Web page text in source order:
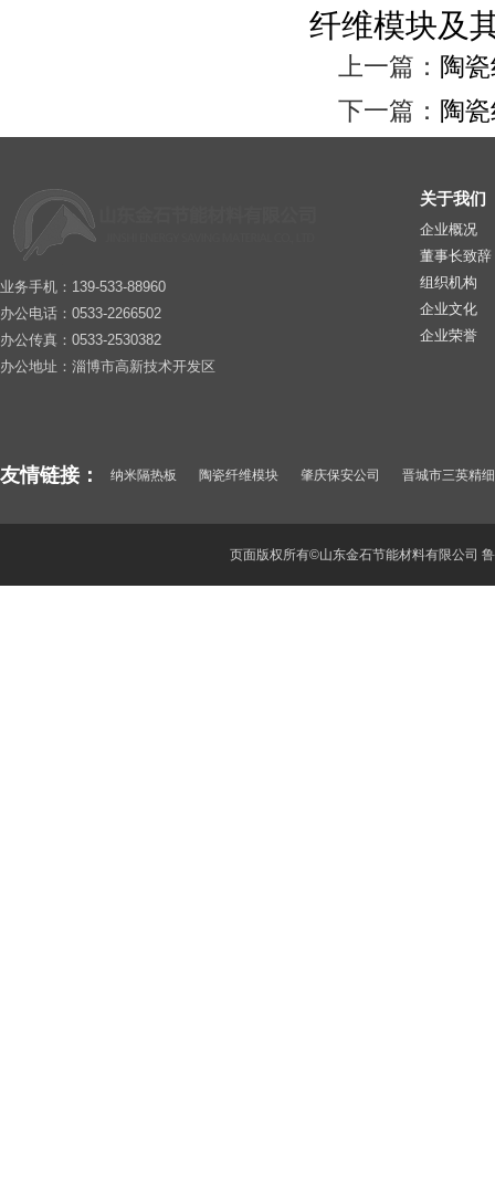
纤维模块及
上一篇： 陶
下一篇： 陶
业务手机：139-533-88960
办公电话：0533-2266502
办公传真：0533-2530382
办公地址：淄博市高新技术开发区
关于我们
企业概况
董事长致辞
组织机构
企业文化
企业荣誉
友情链接： 纳米隔热板 陶瓷纤维模块 肇庆保安公司 晋城市三英精
顺德保安公司
页面版权所有©山东金石节能材料有限公司